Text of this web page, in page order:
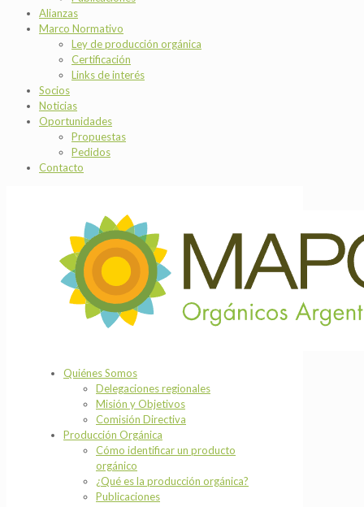
Alianzas
Marco Normativo
Ley de producción orgánica
Certificación
Links de interés
Socios
Noticias
Oportunidades
Propuestas
Pedidos
Contacto
Quiénes Somos
Delegaciones regionales
Misión y Objetivos
Comisión Directiva
Producción Orgánica
Cómo identificar un producto
orgánico
¿Qué es la producción orgánica?
Publicaciones